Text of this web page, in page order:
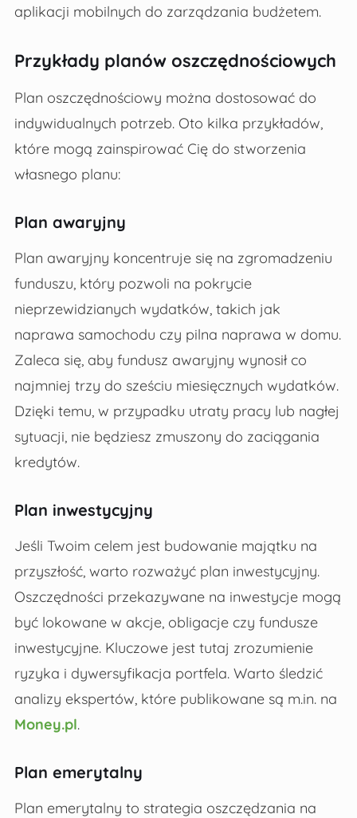
aplikacji mobilnych do zarządzania budżetem.
Przykłady planów oszczędnościowych
Plan oszczędnościowy można dostosować do
indywidualnych potrzeb. Oto kilka przykładów,
które mogą zainspirować Cię do stworzenia
własnego planu:
Plan awaryjny
Plan awaryjny koncentruje się na zgromadzeniu
funduszu, który pozwoli na pokrycie
nieprzewidzianych wydatków, takich jak
naprawa samochodu czy pilna naprawa w domu.
Zaleca się, aby fundusz awaryjny wynosił co
najmniej trzy do sześciu miesięcznych wydatków.
Dzięki temu, w przypadku utraty pracy lub nagłej
sytuacji, nie będziesz zmuszony do zaciągania
kredytów.
Plan inwestycyjny
Jeśli Twoim celem jest budowanie majątku na
przyszłość, warto rozważyć plan inwestycyjny.
Oszczędności przekazywane na inwestycje mogą
być lokowane w akcje, obligacje czy fundusze
inwestycyjne. Kluczowe jest tutaj zrozumienie
ryzyka i dywersyfikacja portfela. Warto śledzić
analizy ekspertów, które publikowane są m.in. na
Money.pl.
Plan emerytalny
Plan emerytalny to strategia oszczędzania na